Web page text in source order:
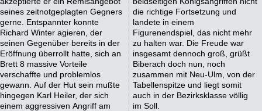
seines zeitnotgeplagten Gegners
gerne. Entspannter konnte
Richard Winter agieren, der
seinen Gegenüber bereits in der
Eröffnung überrollt hatte, sich an
Brett 8 massive Vorteile
verschaffte und problemlos
gewann. Auf der Hut sein mußte
hingegen Karl Heiler, der sich
einem aggressiven Angriff am
die richtige Fortsetzung und
landete in einem
Figurenendspiel, das nicht mehr
zu halten war. Die Freude war
insgesamt dennoch groß, grüßt
Biberach doch nun, noch
zusammen mit Neu-Ulm, von der
Tabellenspitze und liegt somit
auch in der Bezirksklasse völlig
im Soll.